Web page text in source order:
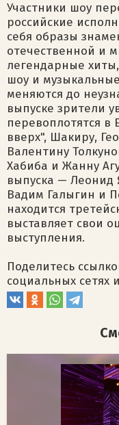
Участники шоу
российские
себя образы
отечественной и
легендарные
шоу и
меняются до
выпуске зрители
перевоплотятся в
вверх", Шакиру,
Валентину
Хабиба и Жанну
выпуска — Леонид
Вадим Галыгин и
находится
выставляет свои
выступления.
Поделитесь
социальных сетях